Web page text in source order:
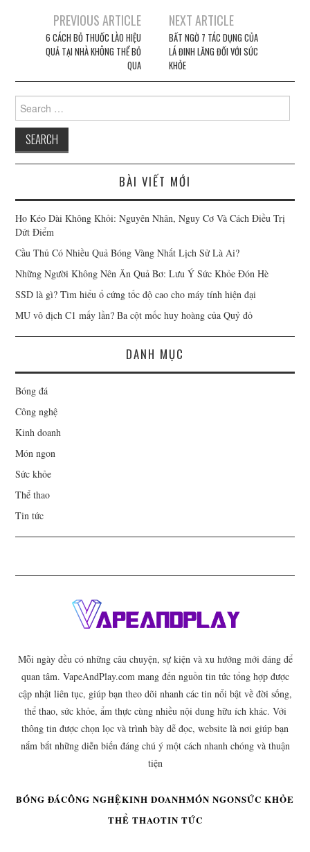
Post navigation
PREVIOUS ARTICLE
6 CÁCH BỎ THUỐC LÀO HIỆU
QUẢ TẠI NHÀ KHÔNG THỂ BỎ
QUA
NEXT ARTICLE
BẤT NGỜ 7 TÁC DỤNG CỦA
LÁ ĐINH LĂNG ĐỐI VỚI SỨC
KHỎE
Search for:
BÀI VIẾT MỚI
Ho Kéo Dài Không Khỏi: Nguyên Nhân, Nguy Cơ Và Cách Điều Trị
Dứt Điểm
Cầu Thủ Có Nhiều Quả Bóng Vàng Nhất Lịch Sử Là Ai?
Những Người Không Nên Ăn Quả Bơ: Lưu Ý Sức Khỏe Đón Hè
SSD là gì? Tìm hiểu ổ cứng tốc độ cao cho máy tính hiện đại
MU vô địch C1 mấy lần? Ba cột mốc huy hoàng của Quỷ đỏ
DANH MỤC
Bóng đá
Công nghệ
Kinh doanh
Món ngon
Sức khỏe
Thể thao
Tin tức
Mỗi ngày đều có những câu chuyện, sự kiện và xu hướng mới đáng để
quan tâm. VapeAndPlay.com mang đến nguồn tin tức tổng hợp được
cập nhật liên tục, giúp bạn theo dõi nhanh các tin nổi bật về đời sống,
thể thao, sức khỏe, ẩm thực cùng nhiều nội dung hữu ích khác. Với
thông tin được chọn lọc và trình bày dễ đọc, website là nơi giúp bạn
nắm bắt những diễn biến đáng chú ý một cách nhanh chóng và thuận
tiện
BÓNG ĐÁCÔNG NGHỆKINH DOANHMÓN NGONSỨC KHỎE
THỂ THAOTIN TỨC